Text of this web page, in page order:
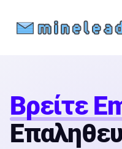
Βρείτε